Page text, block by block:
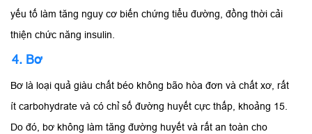
yếu tố làm tăng nguy cơ biến chứng tiểu đường, đồng thời cải
thiện chức năng insulin.
4. Bơ
Bơ là loại quả giàu chất béo không bão hòa đơn và chất xơ, rất
ít carbohydrate và có chỉ số đường huyết cực thấp, khoảng 15.
Do đó, bơ không làm tăng đường huyết và rất an toàn cho